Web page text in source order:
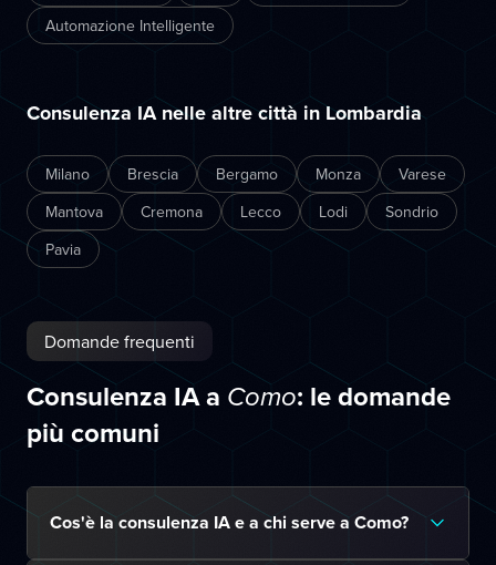
Automazione Intelligente
Consulenza IA nelle altre città in Lombardia
Milano Brescia Bergamo Monza
Varese
Mantova
Cremona Lecco Lodi
Sondrio
Pavia
Domande frequenti
Consulenza IA a Como: le domande
più comuni
Cos'è la consulenza IA e a chi serve a Como?